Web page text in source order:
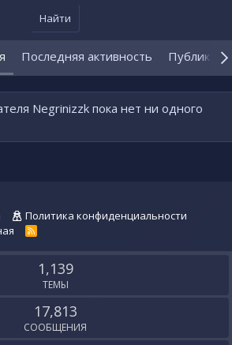
Найти
Последняя активность
Negrinizzk пока нет ни одного
Политика конфиденциальности
R
S
1,139
ТЕМЫ
17,813
СООБЩЕНИЯ